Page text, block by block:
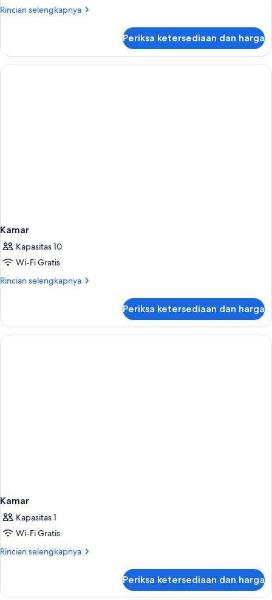
Bebas
Rincian selengkapnya
Rincian
Kamar
Twin,
hanya
Periksa ketersediaan dan harga
Kamar
Kapasitas 10
Wi-Fi Gratis
Rincian selengkapnya
Rincian
Kamar
Periksa ketersediaan dan harga
Kamar
Kapasitas 1
Wi-Fi Gratis
Rincian selengkapnya
Rincian
Kamar
Periksa ketersediaan dan harga